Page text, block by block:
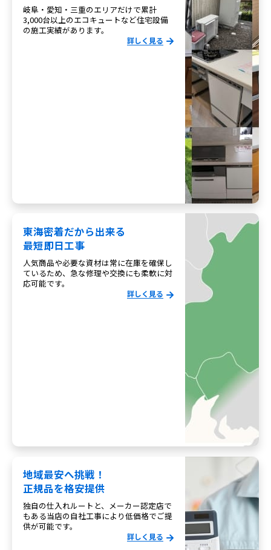
岐阜・愛知・三重のエリアだけで累計
3,000台以上のエコキュートなど住宅設備
の施工実績があります。
詳しく見る
東海密着だから出来る
最短即日工事
人気商品や必要な資材は常に在庫を確保し
ているため、急な修理や交換にも柔軟に対
応可能です。
詳しく見る
地域最安へ挑戦！
正規品を格安提供
独自の仕入れルートと、メーカー認定店で
もある当店の自社工事により低価格でご提
供が可能です。
詳しく見る